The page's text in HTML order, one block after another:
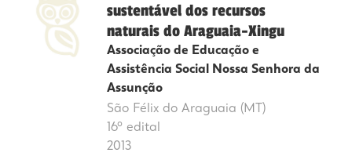
sustentável dos recursos
naturais do Araguaia-Xingu
Associação de Educação e
Assistência Social Nossa Senhora da
Assunção
São Félix do Araguaia (MT)
16º edital
2013